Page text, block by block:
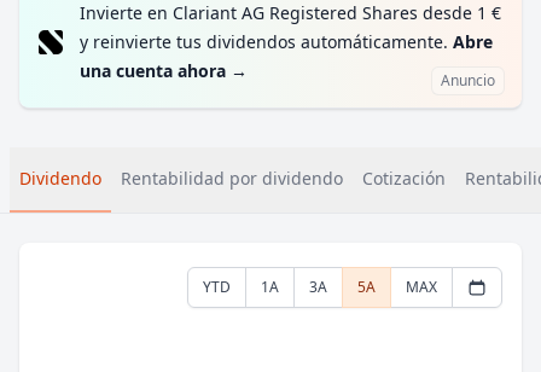
Invierte en Clariant AG Registered Shares desde 1 €
y reinvierte tus dividendos automáticamente. Abre
una cuenta ahora → Anuncio
Dividendo Rentabilidad por dividendo Cotización
YTD 1A 3A 5A MAX